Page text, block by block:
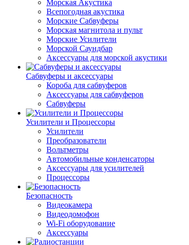
Морская Акустика
Всепогодная акустика
Морские Сабвуферы
Морская магнитола и пульт
Морские Усилители
Морской Cаундбар
Аксессуары для морской акустики
Сабвуферы и аксессуары
Короба для сабвуферов
Аксессуары для сабвуферов
Сабвуферы
Усилители и Процессоры
Усилители
Преобразователи
Вольтметры
Автомобильные конденсаторы
Аксессуары для усилителей
Процессоры
Безопасность
Видеокамера
Видеодомофон
Wi-Fi оборудование
Аксессуары